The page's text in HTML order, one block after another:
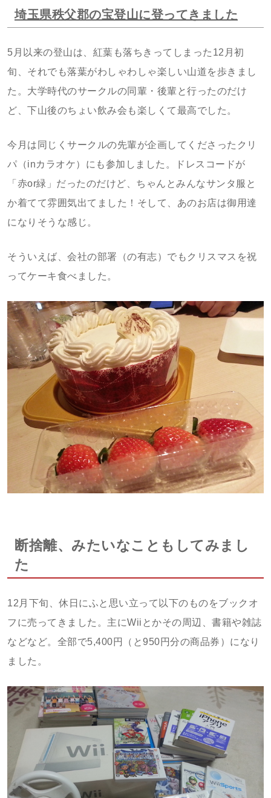
埼玉県秩父郡の宝登山に登ってきました
5月以来の登山は、紅葉も落ちきってしまった12月初
旬、それでも落葉がわしゃわしゃ楽しい山道を歩きまし
た。大学時代のサークルの同輩・後輩と行ったのだけ
ど、下山後のちょい飲み会も楽しくて最高でした。
今月は同じくサークルの先輩が企画してくださったクリ
パ（inカラオケ）にも参加しました。ドレスコードが
「赤or緑」だったのだけど、ちゃんとみんなサンタ服と
か着てて雰囲気出てました！そして、あのお店は御用達
になりそうな感じ。
そういえば、会社の部署（の有志）でもクリスマスを祝
ってケーキ食べました。
断捨離、みたいなこともしてみまし
た
12月下旬、休日にふと思い立って以下のものをブックオ
フに売ってきました。主にWiiとかその周辺、書籍や雑誌
などなど。全部で5,400円（と950円分の商品券）になり
ました。